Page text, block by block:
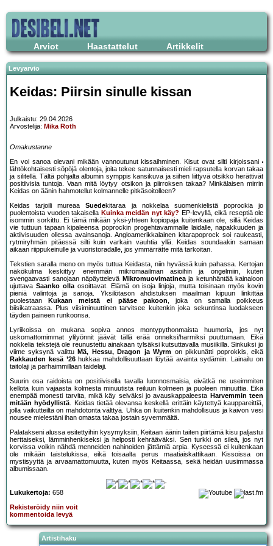
Arviot Haastattelut Artikkelit
Levyarvio
Keidas: Piirsin sinulle kissan
Julkaistu: 29.04.2026
Arvostelija: Mika Roth
Omakustanne
En voi sanoa olevani mikään vannoutunut kissaihminen. Kisut ovat silti kirjoissani
lähtökohtaisesti söpöjä olentoja, joita tekee satunnaisesti mieli rapsutella korvan takaa
ja silitellä. Tältä pohjalta albumin symppis kansikuva ja siihen liittyvä otsikko herättivät
positiivisia tuntoja. Vaan mitä löytyy otsikon ja piirroksen takaa? Minkälaisen mirrin
Keidas on äänin hahmotellut kolmannelle pitkäsoitolleen?
Keidas tarjoili mureaaSuedekitaraa ja nokkelaa suomenkielistä poprockia jo
puolentoista vuoden takaisella Kuinka meidän nyt käy? EP-levyllä, eikä reseptiä ole
isommin sorkittu. Ei tämä mikään yksi-yhteen kopiopaja kuitenkaan ole, sillä Keidas
vie tuttuun tapaan kipaleensa poprockin progehtavammalle laidalle, napakkuuden ja
aktiivisuuden ollessa avainsanoja. Angloamerikkalainen kitarapoprock soi raukeasti,
rytmiryhmän pitäessä silti kuin varkain vauhtia yllä. Keidas soundaakin samaan
aikaan riippukeinulle ja vuoristoradalle, jos ymmärrätte mitä tarkoitan.
Tekstien saralla meno on myös tuttua Keidasta, niin hyvässä kuin pahassa. Kertojan
näkökulma keskittyy enemmän mikromaailman asioihin ja ongelmiin, kuten
svengaavasti sanojaan näpäyttelevä Mikromuovimatineaja ketunhäntää kainaloon
ujuttava Saanko ollaosoittavat. Elämä on isoja linjoja, mutta toisinaan myös kovin
pieniä valintoja ja sanoja. Yksilötason ahdistuksen maailman kipuun linkittää
puolestaan
Kukaan meistä ei pääse pakoon, joka on samalla poikkeus
biisikatraassa. Plus viisiminuuttinen tarvitsee kuitenkin joka sekuntinsa luodakseen
täyden paineen runkoonsa.
Lyriikoissa on mukana sopiva annos montypythonmaista huumoria, jos nyt
uskomattomimmat ylilyönnit jäävät tällä erää onneksi/harmiksi puuttumaan. Eikä
nokkelia tekstejä ole reunustettu ainakaan tylsäksi kutsuttavalla musiikilla. Sinkuksi jo
viime syksynä valittu Mä, Hessu, Dragon ja Wyrm on pikkunätti poprokkis, eikä
Rakkauden kesä ’26hukkaa mahdollisuuttaan löytää avainta sydämiin. Lainailu on
taitolaji ja parhaimmillaan taidelaji.
Suurin osa raidoista on positiivisella tavalla luonnosmaisia, eivätkä ne useimmiten
kellota kuin vajaasta kolmesta minuutista reiluun kolmeen ja puoleen minuuttia. Eikä
enempää monesti tarvita, mikä käy selväksi jo avauskappaleesta Harvemmin teen
mitään hyödyllistä. Keidas tietää olevansa keskellä erittäin käytettyä kauppareittiä,
jolla vaikutteilta on mahdotonta välttyä. Uhka on kuitenkin mahdollisuus ja kaivon vesi
nousee mielestäni ihan omasta takaa jostain syvemmältä.
Palatakseni alussa esitettyihin kysymyksiin, Keitaan äänin taiten piirtämä kisu paljastui
herttaiseksi, lämminhenkiseksi ja helposti kehrääväksi. Sen turkki on sileä, jos nyt
korvissa voikin nähdä menneiden nahinoiden jättämiä arpia. Kyseessä ei kuitenkaan
ole mikään taistelukissa, eikä toisaalta perus maatiaiskattikaan. Kissoissa on
mystisyyttä ja arvaamattomuutta, kuten myös Keitaassa, sekä heidän uusimmassa
albumissaan.
Lukukertoja: 658
Rekisteröidy niin voit
kommentoida levyä
Artistihaku